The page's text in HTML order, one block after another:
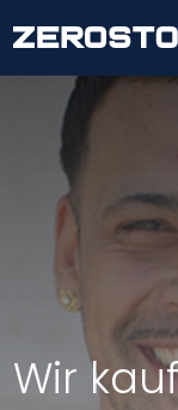
Wir